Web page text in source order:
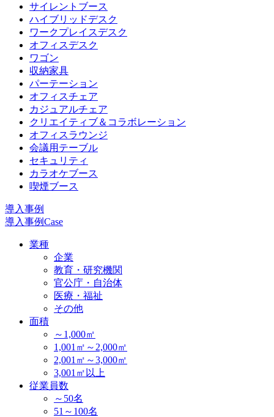
サイレントブース
ハイブリッドデスク
ワークプレイスデスク
オフィスデスク
ワゴン
収納家具
パーテーション
オフィスチェア
カジュアルチェア
クリエイティブ＆コラボレーション
オフィスラウンジ
会議用テーブル
セキュリティ
カラオケブース
喫煙ブース
導入事例
導入事例Case
業種
企業
教育・研究機関
官公庁・自治体
医療・福祉
その他
面積
～1,000㎡
1,001㎡～2,000㎡
2,001㎡～3,000㎡
3,001㎡以上
従業員数
～50名
51～100名